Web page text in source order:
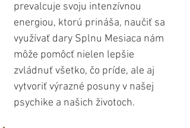
prevalcuje svoju intenzívnou
energiou, ktorú prináša, naučiť sa
využívať dary Splnu Mesiaca nám
môže pomôcť nielen lepšie
zvládnuť všetko, čo príde, ale aj
vytvoriť výrazné posuny v našej
psychike a našich životoch.